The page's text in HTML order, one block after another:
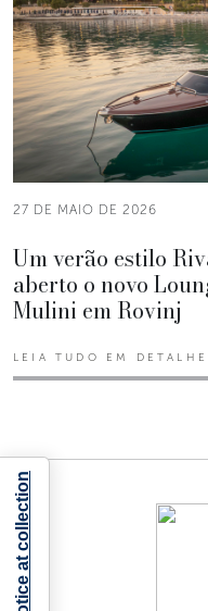
27 DE MAIO DE 2026
Um verão estilo
aberto o novo
Mulini em Rovinj
LEIA TUDO EM
Notice at collection